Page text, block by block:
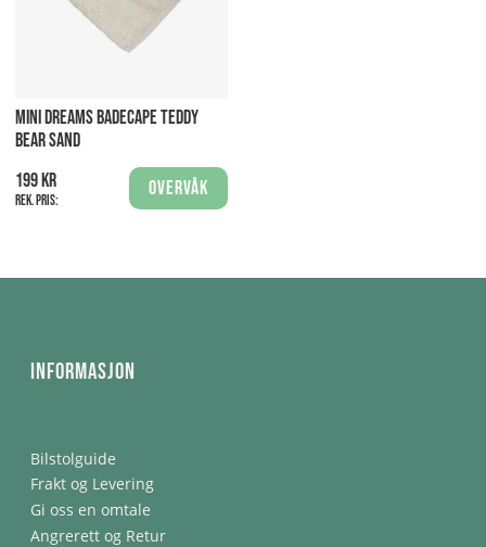
MINI DREAMS BADECAPE TEDDY
BEAR SAND
199 kr
Rek. pris:
Overvåk
Informasjon
Bilstolguide
Frakt og Levering
Gi oss en omtale
Angrerett og Retur